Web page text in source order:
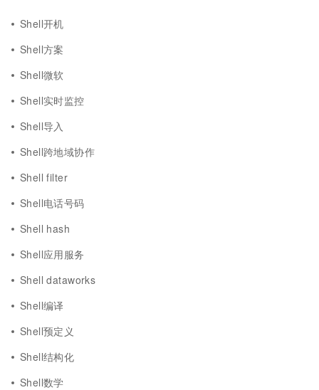
Shell开机
Shell方案
Shell微软
Shell实时监控
Shell导入
Shell跨地域协作
Shell filter
Shell电话号码
Shell hash
Shell应用服务
Shell dataworks
Shell编译
Shell预定义
Shell结构化
Shell数学